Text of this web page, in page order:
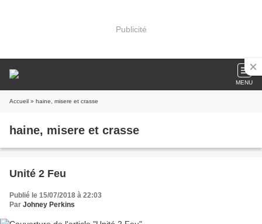
Publicité
MENU
Accueil » haine, misere et crasse
haine, misere et crasse
Unité 2 Feu
Publié le 15/07/2018 à 22:03
Par Johney Perkins